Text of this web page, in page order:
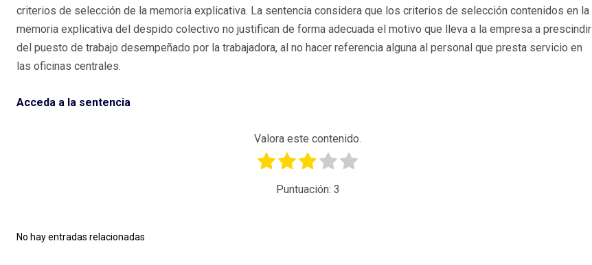
criterios de selección de la memoria explicativa. La sentencia considera que los criterios de selección contenidos en la
memoria explicativa del despido colectivo no justifican de forma adecuada el motivo que lleva a la empresa a prescindir
del puesto de trabajo desempeñado por la trabajadora, al no hacer referencia alguna al personal que presta servicio en
las oficinas centrales.
Acceda a la sentencia
Valora este contenido.
Puntuación: 3
No hay entradas relacionadas